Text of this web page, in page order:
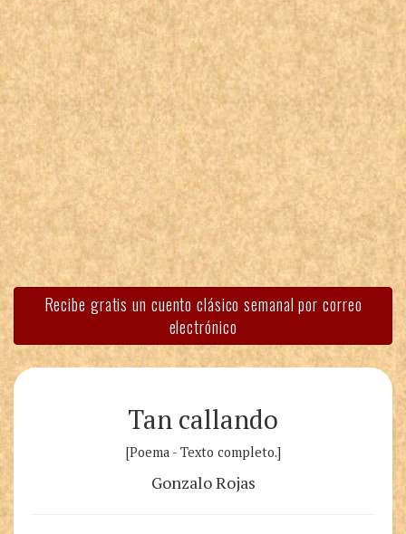
Recibe gratis un cuento clásico semanal por correo
electrónico
Tan callando
[Poema - Texto completo.]
Gonzalo Rojas